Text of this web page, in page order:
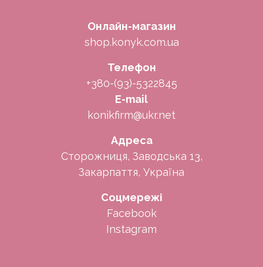
Онлайн-магазин
shop.konyk.com.ua
Телефон
+380-(93)-5322845
E-mail
konikfirm@ukr.net
Адреса
Сторожниця, Заводська 13,
Закарпаття, Україна
Соцмережі
Facebook
Instagram